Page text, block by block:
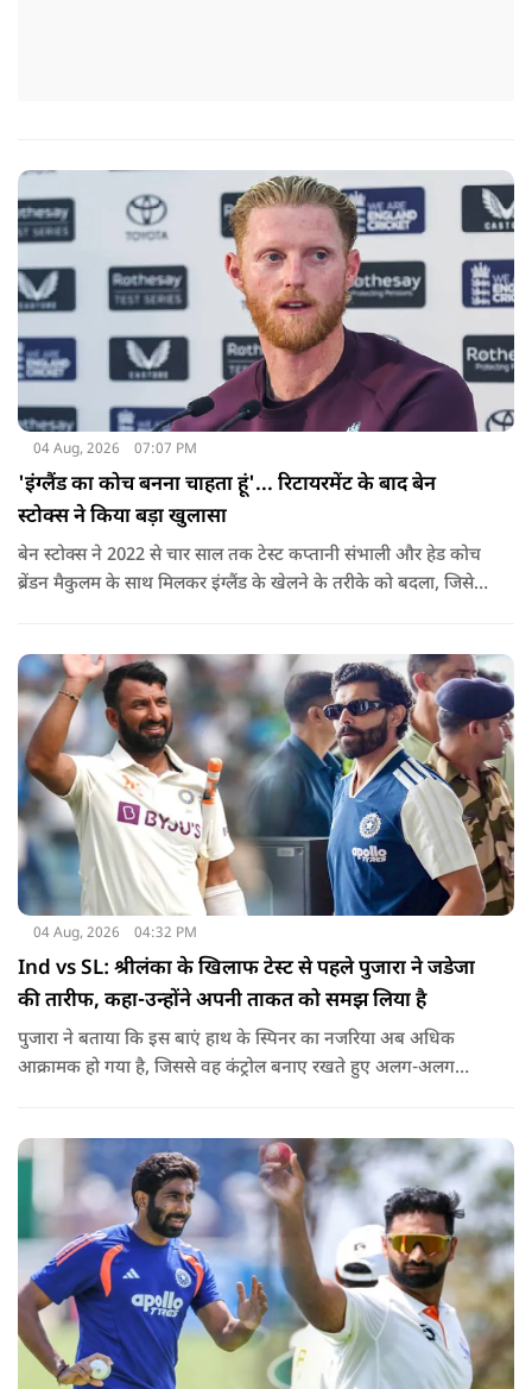
04 Aug, 2026 07:07 PM
'इंग्लैंड का कोच बनना चाहता हूं'... रिटायरमेंट के बाद बेन
स्टोक्स ने किया बड़ा खुलासा
बेन स्टोक्स ने 2022 से चार साल तक टेस्ट कप्तानी संभाली और हेड कोच
ब्रेंडन मैकुलम के साथ मिलकर इंग्लैंड के खेलने के तरीके को बदला, जिसे
04 Aug, 2026 04:32 PM
Ind vs SL: श्रीलंका के खिलाफ टेस्ट से पहले पुजारा ने जडेजा
की तारीफ, कहा-उन्होंने अपनी ताकत को समझ लिया है
पुजारा ने बताया कि इस बाएं हाथ के स्पिनर का नजरिया अब अधिक
आक्रामक हो गया है, जिससे वह कंट्रोल बनाए रखते हुए अलग-अलग